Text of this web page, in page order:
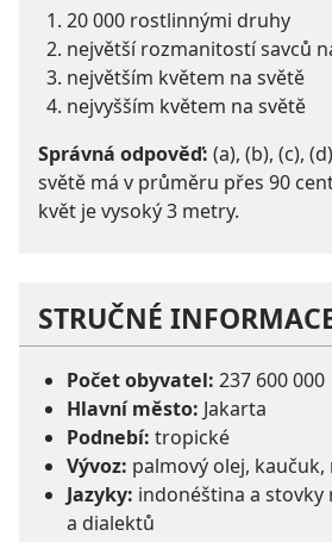
20 000 rostlinnými druhy
největší rozmanitostí savců
největším květem na světě
nejvyšším květem na světě
Správná odpověď: (a), (b), (c),
světě má v průměru přes 90
květ je vysoký 3 metry.
STRUČNÉ
Počet obyvatel: 237 600 000
Hlavní město: Jakarta
Podnebí: tropické
Vývoz: palmový olej,
Jazyky: indonéština a stovky
a dialektů